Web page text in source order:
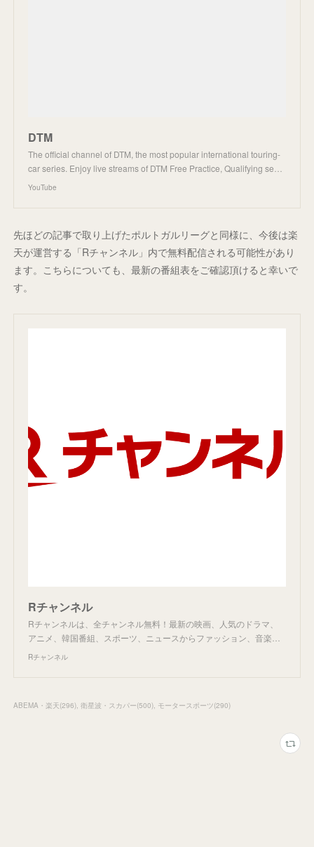
DTM
The official channel of DTM, the most popular international touring-
car series. Enjoy live streams of DTM Free Practice, Qualifying se…
YouTube
先ほどの記事で取り上げたポルトガルリーグと同様に、今後は楽
天が運営する「Rチャンネル」内で無料配信される可能性があり
ます。こちらについても、最新の番組表をご確認頂けると幸いで
す。
Rチャンネル
Rチャンネルは、全チャンネル無料！最新の映画、人気のドラマ、
アニメ、韓国番組、スポーツ、ニュースからファッション、音楽…
Rチャンネル
ABEMA・楽天(296) 衛星波・スカパー(500) モータースポーツ(290)